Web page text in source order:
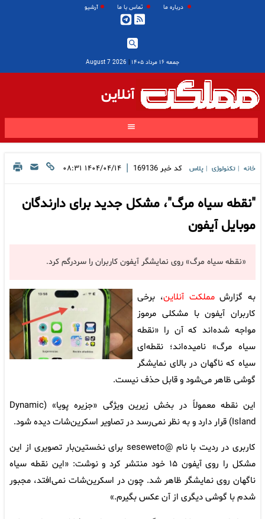
درباره ما تماس با ما آرشیو
جمعه ۱۶ مرداد ۱۴۰۵ |
2026 August 7
آنلاین
خانه تکنولوژی پلاس کد خبر 169136
| ۱۴۰۴/۰۴/۱۴ ۰۸:۳۱
"نقطه سیاه مرگ"، مشکل جدید برای دارندگان
موبایل آیفون
«نقطه سیاه مرگ» روی نمایشگر آیفون کاربران را سردرگم کرد.
به گزارشمملکت آنلاین، برخی
کاربران آیفون با مشکلی مرموز
مواجه شده‌اند که آن را «نقطه
سیاه مرگ» نامیده‌اند؛ نقطه‌ای
سیاه که ناگهان در بالای نمایشگر
گوشی ظاهر می‌شود و قابل حذف نیست.
این نقطه معمولاً در بخش زیرین ویژگی «جزیره پویا» (Dynamic
Island) قرار دارد و به نظر نمی‌رسد در تصاویر اسکرین‌شات دیده شود.
کاربری در ردیت با نام @seseweto برای نخستین‌بار تصویری از این
مشکل را روی آیفون ۱۵ خود منتشر کرد و نوشت: «این نقطه سیاه
ناگهان روی نمایشگر ظاهر شد. چون در اسکرین‌شات نمی‌افتد، مجبور
شدم با گوشی دیگری از آن عکس بگیرم.»